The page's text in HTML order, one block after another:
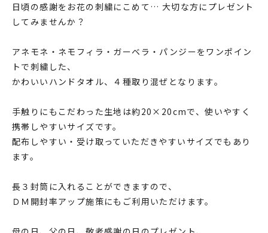
日頃の感謝をお花の刺繍にこめて… 大切な方にプレゼント
してみませんか？
アネモネ・ネモフィラ・ガーベラ・パンジーをワンポイン
トで刺繍した、
かわいいハンドタオル、４種取り混ぜとなります。
手触りにもこだわった生地は約20×20cmで、使いやすく
携帯しやすいサイズです。
配布しやすい・受け取っていただきやすいサイズでもあり
ます。
長３封筒に入れることができますので、
ＤＭ開封率アップ施策にもご利用いただけます。